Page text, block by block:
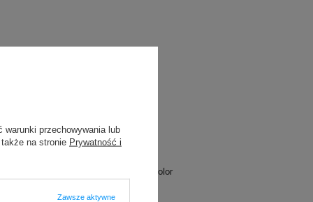
Brother TD-4420DN
Brother QL-800 duocolor
warunki przechowywania lub
na stronie Prywatność i
Zawsze aktywne